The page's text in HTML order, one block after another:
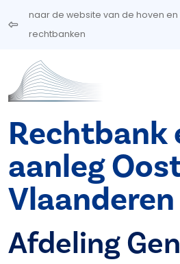
Overslaan en naar de inhoud gaan
naar de website van de hoven en
rechtbanken
Rechtbank
aanleg
Vlaanderen
Afdeling